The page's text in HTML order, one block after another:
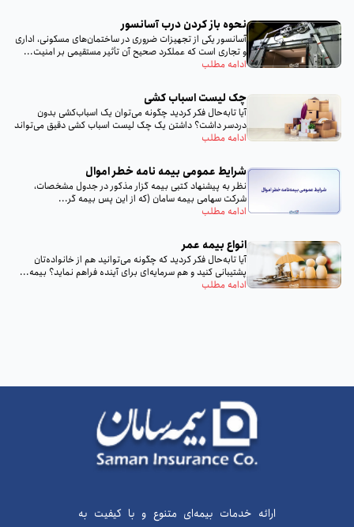
نحوه باز کردن درب آسانسور
آسانسور یکی از تجهیزات ضروری در ساختمان‌های مسکونی، اداری
و تجاری است که عملکرد صحیح آن تأثیر مستقیمی بر امنیت...
ادامه مطلب
چک لیست اسباب‌ کشی
آیا تا‌به‌حال فکر کردید چگونه می‌توان یک اسباب‌کشی بدون
دردسر داشت؟ داشتن یک چک لیست اسباب‌ کشی دقیق می‌تواند
تمام...
ادامه مطلب
شرایط عمومی بیمه‌ نامه خطر اموال
نظر به پيشنهاد كتبى بيمه گزار مذكور در جدول مشخصات،
شركت سهامى بيمه سامان (كه از اين پس بيمه گر...
ادامه مطلب
انواع بیمه عمر
آیا تا‌به‌حال فکر کردید که چگونه می‌توانید هم از خانواده‌تان
پشتیبانی کنید و هم سرمایه‌ای برای آینده فراهم نماید؟ بیمه...
ادامه مطلب
ارائه خدمات بیمه‌ای متنوع و با کیفیت به